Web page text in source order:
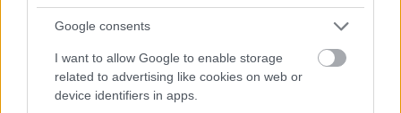
Google consents
I want to allow Google to enable storage
related to advertising like cookies on web or
device identifiers in apps.
>> Lue lisää Swix Ski Classicsista
– Swix Ski Classicsin lehdistötiedote